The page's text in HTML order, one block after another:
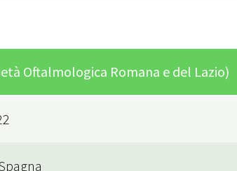
Oftalmologica Romana e del Lazio)